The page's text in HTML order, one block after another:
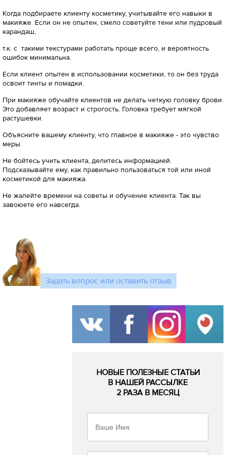
Когда подбираете клиенту косметику, учитывайте его навыки в
макияже. Если он не опытен, смело советуйте тени или пудровый
карандаш,
т.к. с такими текстурами работать проще всего, и вероятность
ошибок минимальна.
Если клиент опытен в использовании косметики, то он без труда
освоит тинты и помадки.
При макияже обучайте клиентов не делать четкую головку брови.
Это добавляет возраст и строгость. Головка требует мягкой
растушевки.
Объясните вашему клиенту, что главное в макияже - это чувство
меры.
Не бойтесь учить клиента, делитесь информацией.
Подсказывайте ему, как правильно пользоваться той или иной
косметикой для макияжа.
Не жалейте времени на советы и обучение клиента. Так вы
завоюете его навсегда.
Задать вопрос или оставить отзыв
НОВЫЕ ПОЛЕЗНЫЕ СТАТЬИ
В НАШЕЙ РАССЫЛКЕ
2 РАЗА В МЕСЯЦ